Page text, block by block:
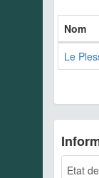
Nom
Le
Etat